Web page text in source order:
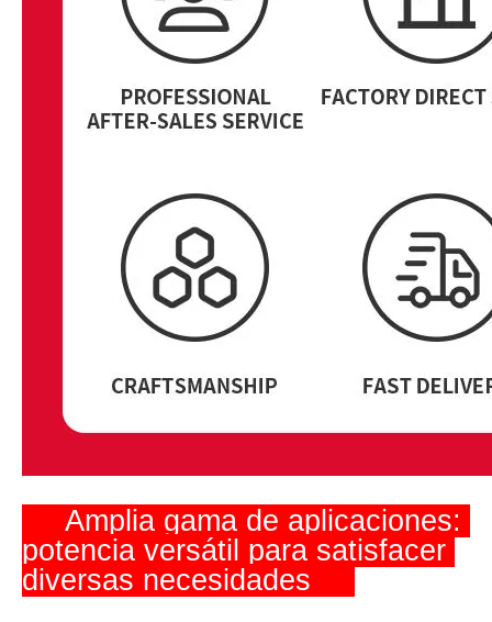
potencia versátil para satisfacer
diversas necesidades